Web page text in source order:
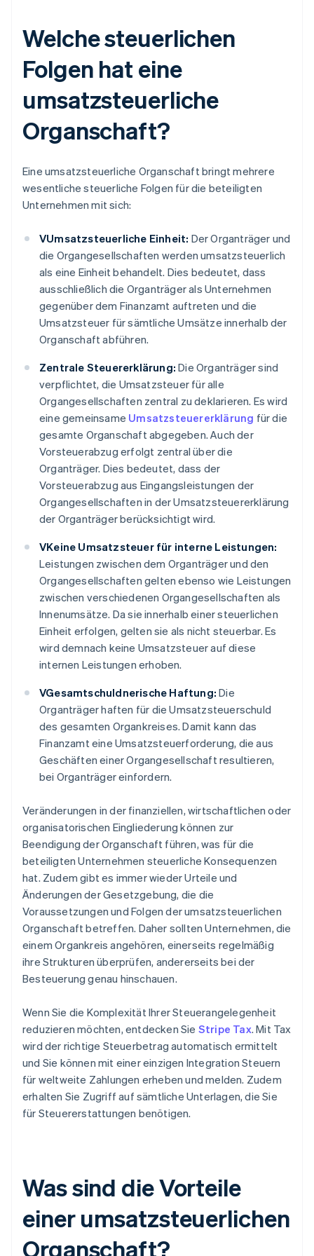
Welche steuerlichen
Folgen hat eine
umsatzsteuerliche
Organschaft?
Eine umsatzsteuerliche Organschaft bringt mehrere
wesentliche steuerliche Folgen für die beteiligten
Unternehmen mit sich:
VUmsatzsteuerliche Einheit: Der Organträger und
die Organgesellschaften werden umsatzsteuerlich
als eine Einheit behandelt. Dies bedeutet, dass
ausschließlich die Organträger als Unternehmen
gegenüber dem Finanzamt auftreten und die
Umsatzsteuer für sämtliche Umsätze innerhalb der
Organschaft abführen.
Zentrale Steuererklärung: Die Organträger sind
verpflichtet, die Umsatzsteuer für alle
Organgesellschaften zentral zu deklarieren. Es wird
eine gemeinsame Umsatzsteuererklärung für die
gesamte Organschaft abgegeben. Auch der
Vorsteuerabzug erfolgt zentral über die
Organträger. Dies bedeutet, dass der
Vorsteuerabzug aus Eingangsleistungen der
Organgesellschaften in der Umsatzsteuererklärung
der Organträger berücksichtigt wird.
VKeine Umsatzsteuer für interne Leistungen:
Leistungen zwischen dem Organträger und den
Organgesellschaften gelten ebenso wie Leistungen
zwischen verschiedenen Organgesellschaften als
Innenumsätze. Da sie innerhalb einer steuerlichen
Einheit erfolgen, gelten sie als nicht steuerbar. Es
wird demnach keine Umsatzsteuer auf diese
internen Leistungen erhoben.
VGesamtschuldnerische Haftung: Die
Organträger haften für die Umsatzsteuerschuld
des gesamten Organkreises. Damit kann das
Finanzamt eine Umsatzsteuerforderung, die aus
Geschäften einer Organgesellschaft resultieren,
bei Organträger einfordern.
Veränderungen in der finanziellen, wirtschaftlichen oder
organisatorischen Eingliederung können zur
Beendigung der Organschaft führen, was für die
beteiligten Unternehmen steuerliche Konsequenzen
hat. Zudem gibt es immer wieder Urteile und
Änderungen der Gesetzgebung, die die
Voraussetzungen und Folgen der umsatzsteuerlichen
Organschaft betreffen. Daher sollten Unternehmen, die
einem Organkreis angehören, einerseits regelmäßig
ihre Strukturen überprüfen, andererseits bei der
Besteuerung genau hinschauen.
Wenn Sie die Komplexität Ihrer Steuerangelegenheit
reduzieren möchten, entdecken Sie Stripe Tax. Mit Tax
wird der richtige Steuerbetrag automatisch ermittelt
und Sie können mit einer einzigen Integration Steuern
für weltweite Zahlungen erheben und melden. Zudem
erhalten Sie Zugriff auf sämtliche Unterlagen, die Sie
für Steuererstattungen benötigen.
Was sind die Vorteile
einer umsatzsteuerlichen
Organschaft?